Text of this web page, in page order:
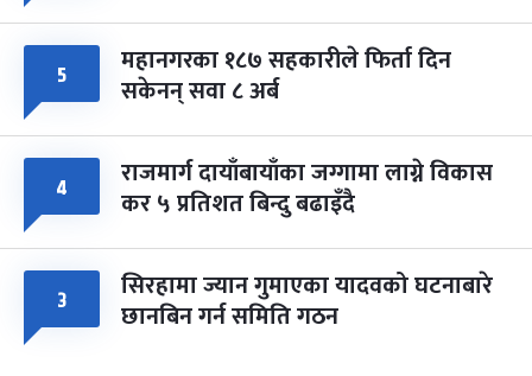
५ महानगरका १८७ सहकारीले फिर्ता दिन
सकेनन् सवा ८ अर्ब
४ राजमार्ग दायाँबायाँका जग्गामा लाग्ने विकास
कर ५ प्रतिशत बिन्दु बढाइँदै
३ सिरहामा ज्यान गुमाएका यादवको घटनाबारे
छानबिन गर्न समिति गठन